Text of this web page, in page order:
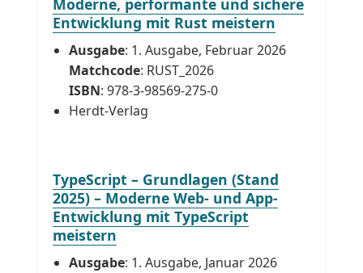
Entwicklung mit Rust meistern
Ausgabe: 1. Ausgabe, Februar 2026
Matchcode: RUST_2026
ISBN: 978-3-98569-275-0
Herdt-Verlag
TypeScript – Grundlagen (Stand
2025) – Moderne Web- und App-
Entwicklung mit TypeScript
meistern
Ausgabe: 1. Ausgabe, Januar 2026